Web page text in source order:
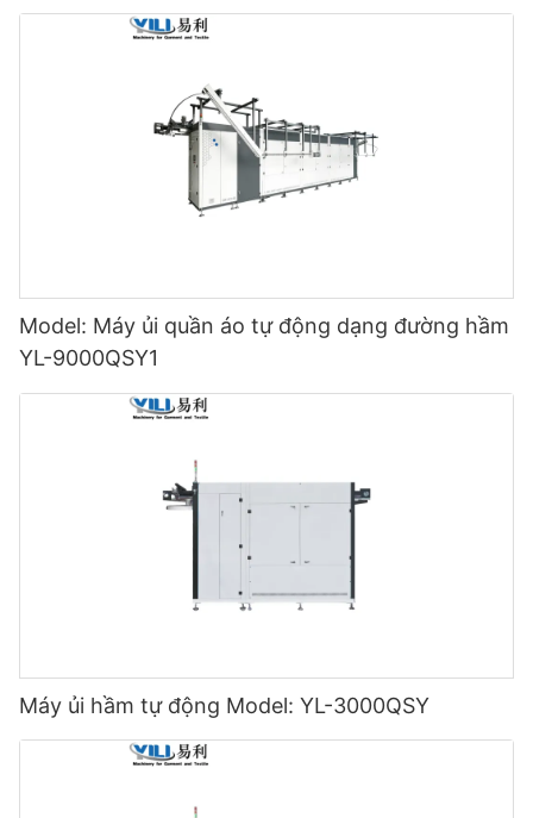
Model: Máy ủi quần áo tự động dạng đường hầm
YL-9000QSY1
Máy ủi hầm tự động Model: YL-3000QSY